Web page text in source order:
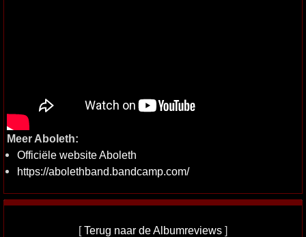
Meer Aboleth:
Officiële website Aboleth
https://abolethband.bandcamp.com/
[Terug naar de Albumreviews ]